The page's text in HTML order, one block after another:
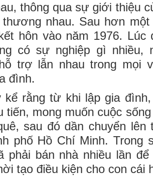
thông qua sự giới thiệu
thương nhau. Sau hơn
hôn vào năm 1976. Lúc
có sự nghiệp gì nhiều,
trợ lẫn nhau trong mọi
đình.
kể rằng từ khi lập gia
tiến, mong muốn cuộc
sau đó dần chuyển lên
phố Hồ Chí Minh. Trong
phải bán nhà nhiều lần
tạo điều kiện cho con cái